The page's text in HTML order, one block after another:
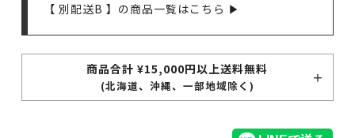
【 別配送B 】の商品一覧はこちら ▶
商品合計 ¥15,000円以上送料無料
(北海道、沖縄、一部地域除く)